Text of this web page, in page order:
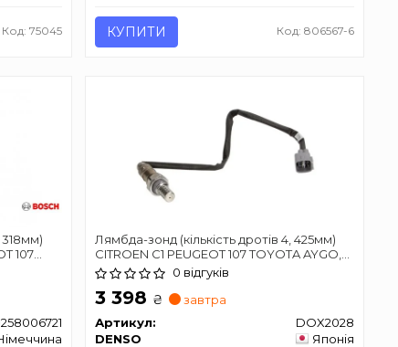
Код: 75045 КУПИТИ Код: 806567-6
318мм)
107
1.0-2.3
Лямбда-зонд (кількість дротів 4, 425мм)
CITROEN C1 PEUGEOT 107 TOYOTA AYGO,
COROLLA, YARIS 1.0-1.8 10.01-06.20
0 відгуків
3 398 ₴
завтра
Артикул:
DOX2028
DENSO
Японія